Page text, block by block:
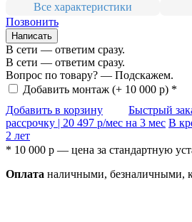
Все характеристики
Позвонить
Написать
В сети — ответим сразу.
В сети — ответим сразу.
Вопрос по товару? — Подскажем.
Добавить монтаж (+ 10 000 р) *
Добавить в корзину
Быстрый
рассрочку | 20 497 р/мес на 3 мес В
2 лет
* 10 000 р — цена за стандартную
Оплата наличными, безналичными,